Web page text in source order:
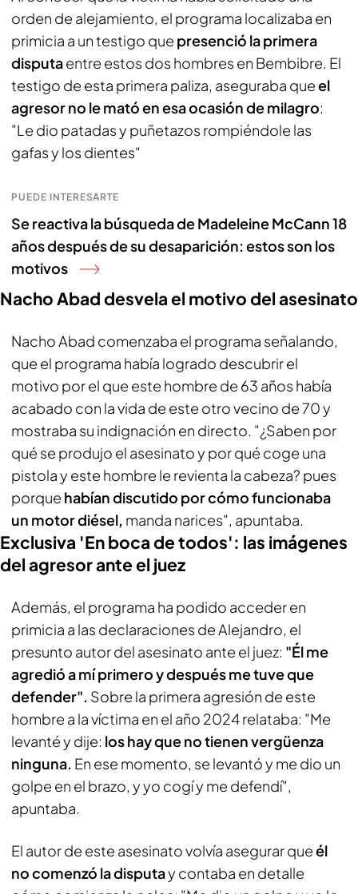
orden de alejamiento, el programa localizaba en
primicia a un testigo que presenció la primera
disputaentre estos dos hombres en Bembibre. El
testigo de esta primera paliza, aseguraba queel
agresor no le mató en esa ocasión de milagro:
"Le dio patadas y puñetazos rompiéndole las
gafas y los dientes"
PUEDE INTERESARTE
Se reactiva la búsqueda de Madeleine McCann 18
años después de su desaparición: estos son los
motivos
Nacho Abad desvela el motivo del asesinato
Nacho Abad comenzaba el programa señalando,
que el programa había logrado descubrir el
motivo por el que este hombre de 63 años había
acabado con la vida de este otro vecino de 70 y
mostraba su indignación en directo. "¿Saben por
qué se produjo el asesinato y por qué coge una
pistola y este hombre le revienta la cabeza? pues
porque habían discutido por cómo funcionaba
un motor diésel, manda narices", apuntaba.
Exclusiva 'En boca de todos': las imágenes
del agresor ante el juez
Además, el programa ha podido acceder en
primicia a las declaraciones de Alejandro, el
presunto autor del asesinato ante el juez: "Él me
agredió a mí primero y después me tuve que
defender". Sobre la primera agresión de este
hombre a la víctima en el año 2024 relataba: "Me
levanté y dije: los hay que no tienen vergüenza
ninguna. En ese momento, se levantó y me dio un
golpe en el brazo, y yo cogí y me defendí",
apuntaba.
El autor de este asesinato volvía asegurar queél
no comenzó la disputay contaba en detalle